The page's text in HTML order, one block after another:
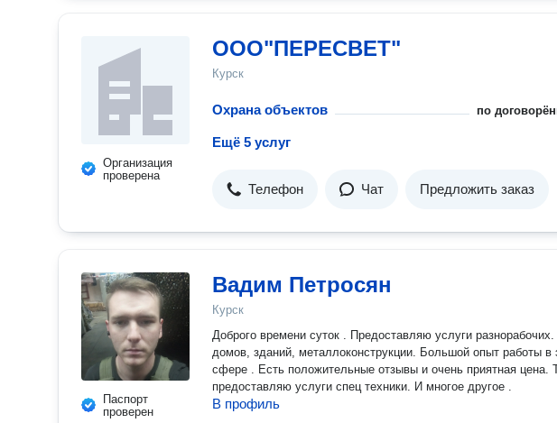
Организация
проверена
ООО"ПЕРЕСВЕТ"
Курск
Охрана объектов по
Ещё 5 услуг
Телефон Чат Предложить заказ
Паспорт
проверен
Вадим Петросян
Курск
Доброго времени суток . Предоставляю услуги
домов, зданий, металлоконструкции. Большой опыт работы в
сфере . Есть положительные отзывы и очень приятная цена.
предоставляю услуги спец техники. И многое другое .
В профиль